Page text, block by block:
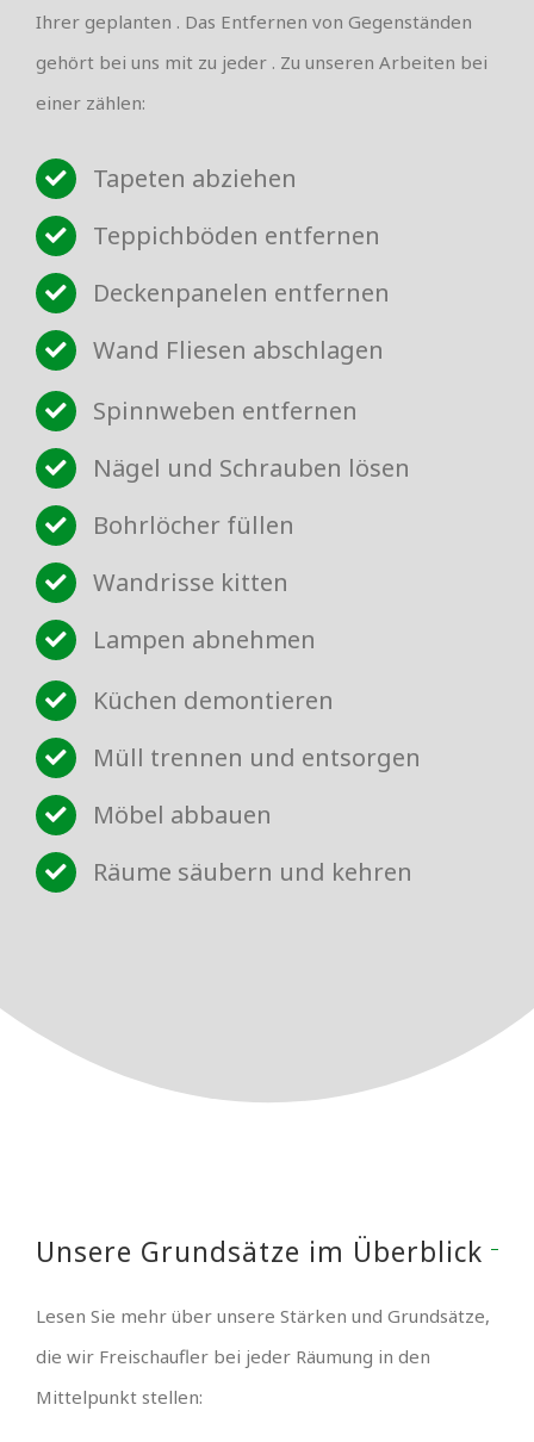
Ihrer geplanten . Das Entfernen von Gegenständen
gehört bei uns mit zu jeder . Zu unseren Arbeiten bei
einer zählen:
Tapeten abziehen
Teppichböden entfernen
Deckenpanelen entfernen
Wand Fliesen abschlagen
Spinnweben entfernen
Nägel und Schrauben lösen
Bohrlöcher füllen
Wandrisse kitten
Lampen abnehmen
Küchen demontieren
Müll trennen und entsorgen
Möbel abbauen
Räume säubern und kehren
Unsere Grundsätze im Überblick
Lesen Sie mehr über unsere Stärken und Grundsätze,
die wir Freischaufler bei jeder Räumung in den
Mittelpunkt stellen: